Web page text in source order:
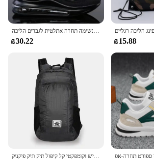
נעלי ריצה 2024 נעלי ספורט נוחות קל לנשימה תחרה אתלטית לגברים הליכה
₪30.22 ₪15.88
קיבולת גדולה עמיד למים נוחה ויבש גמיש וקומפקטי קל קיפול תיק תיק פיקניק